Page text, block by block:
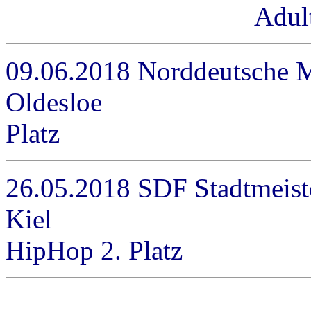
Adults / M-
09.06.2018 Norddeutsche
Oldesloe Adults /
Platz
26.05.2018 SDF
Kiel
HipHop 2. Platz